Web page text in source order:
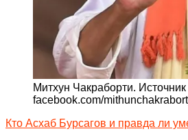
Митхун Чакраборти.
facebook.com/
Кто Асхаб Бурсагов и правда ли